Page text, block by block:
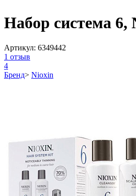
Набор система 6,
Артикул: 6349442
1 отзыв
4
Бренд> Nioxin